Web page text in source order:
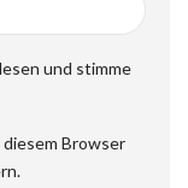
und stimme
Browser